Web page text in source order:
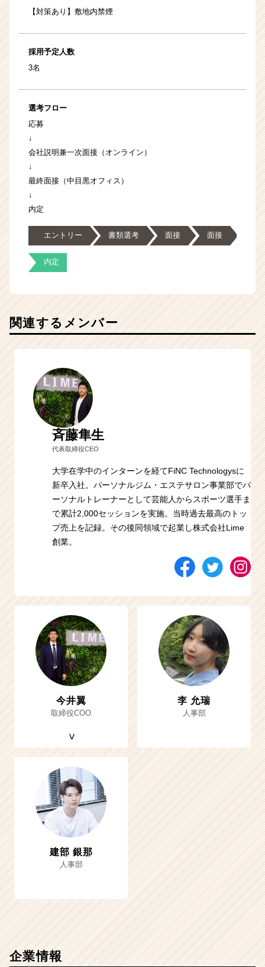
【対策あり】敷地内禁煙
採用予定人数
3名
選考フロー
応募
↓
会社説明兼一次面接（オンライン）
↓
最終面接（中目黒オフィス）
↓
内定
エントリー 書類選考 面接 面接
内定
関連するメンバー
斉藤隼生
代表取締役CEO
大学在学中のインターンを経てFiNC Technologysに
新卒入社。パーソナルジム・エステサロン事業部でパ
ーソナルトレーナーとして芸能人からスポーツ選手ま
で累計2,000セッションを実施。当時過去最高のトッ
プ売上を記録。その後同領域で起業し株式会社Lime
創業。
今井翼
取締役COO
李 允瑞
人事部
建部 銀那
人事部
企業情報